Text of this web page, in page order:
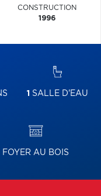
CONSTRUCTION
1996
1 SALLE D'EAU
FOYER AU BOIS